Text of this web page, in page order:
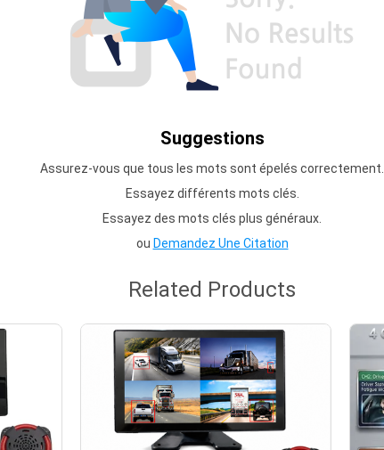
Suggestions
Assurez-vous que tous les mots sont épelés correctement.
Essayez différents mots clés.
Essayez des mots clés plus généraux.
ou Demandez Une Citation
Related Products